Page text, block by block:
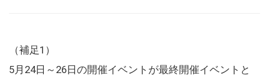
（補足1）
5月24日～26日の開催イベントが最終開催イベントと